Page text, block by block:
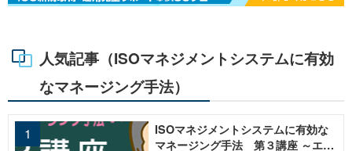
人気記事（ISOマネジメントシステムに有効
なマネージング手法）
ISOマネジメントシステムに有効な
マネージング手法 第３講座 ～エゴ